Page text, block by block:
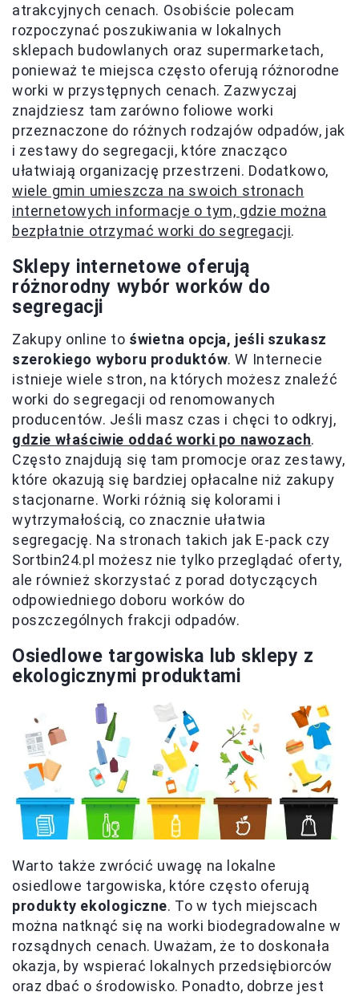
atrakcyjnych cenach. Osobiście polecam
rozpoczynać poszukiwania w lokalnych
sklepach budowlanych oraz supermarketach,
ponieważ te miejsca często oferują różnorodne
worki w przystępnych cenach. Zazwyczaj
znajdziesz tam zarówno foliowe worki
przeznaczone do różnych rodzajów odpadów, jak
i zestawy do segregacji, które znacząco
ułatwiają organizację przestrzeni. Dodatkowo,
wiele gmin umieszcza na swoich stronach
internetowych informacje o tym, gdzie można
bezpłatnie otrzymać worki do segregacji.
Sklepy internetowe oferują
różnorodny wybór worków do
segregacji
Zakupy online to świetna opcja, jeśli szukasz
szerokiego wyboru produktów. W Internecie
istnieje wiele stron, na których możesz znaleźć
worki do segregacji od renomowanych
producentów. Jeśli masz czas i chęci to odkryj,
gdzie właściwie oddać worki po nawozach.
Często znajdują się tam promocje oraz zestawy,
które okazują się bardziej opłacalne niż zakupy
stacjonarne. Worki różnią się kolorami i
wytrzymałością, co znacznie ułatwia
segregację. Na stronach takich jak E-pack czy
Sortbin24.pl możesz nie tylko przeglądać oferty,
ale również skorzystać z porad dotyczących
odpowiedniego doboru worków do
poszczególnych frakcji odpadów.
Osiedlowe targowiska lub sklepy z
ekologicznymi produktami
Warto także zwrócić uwagę na lokalne
osiedlowe targowiska, które często oferują
produkty ekologiczne. To w tych miejscach
można natknąć się na worki biodegradowalne w
rozsądnych cenach. Uważam, że to doskonała
okazja, by wspierać lokalnych przedsiębiorców
oraz dbać o środowisko. Ponadto, dobrze jest